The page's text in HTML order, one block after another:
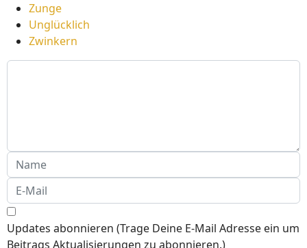
Zunge
Unglücklich
Zwinkern
Updates abonnieren (Trage Deine E-Mail Adresse ein um
Beitrags Aktualisierungen zu abonnieren.)